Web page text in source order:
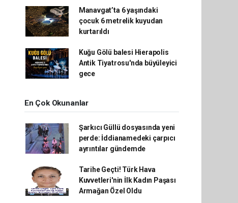
Manavgat’ta 6 yaşındaki
çocuk 6 metrelik kuyudan
kurtarıldı
Kuğu Gölü balesi Hierapolis
Antik Tiyatrosu'nda büyüleyici
gece
En Çok Okunanlar
Şarkıcı Güllü dosyasında yeni
perde: İddianamedeki çarpıcı
ayrıntılar gündemde
Tarihe Geçti! Türk Hava
Kuvvetleri'nin İlk Kadın Paşası
Armağan Özel Oldu